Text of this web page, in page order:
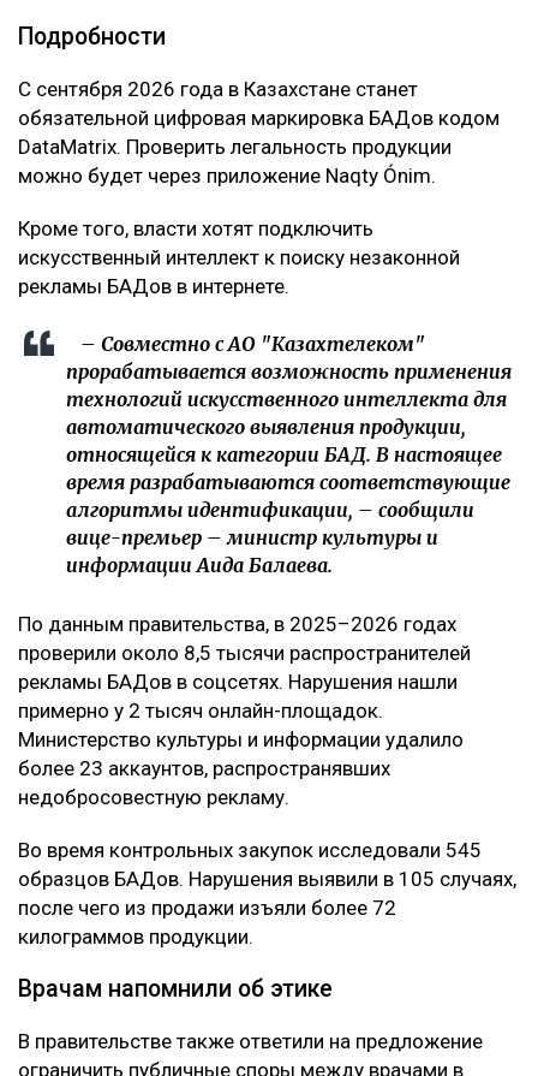
Подробности
С сентября 2026 года в Казахстане станет
обязательной цифровая маркировка БАДов кодом
DataMatrix. Проверить легальность продукции
можно будет через приложение Naqty Ónim.
Кроме того, власти хотят подключить
искусственный интеллект к поиску незаконной
рекламы БАДов в интернете.
– Совместно с АО "Казахтелеком"
прорабатывается возможность применения
технологий искусственного интеллекта для
автоматического выявления продукции,
относящейся к категории БАД. В настоящее
время разрабатываются соответствующие
алгоритмы идентификации, – сообщили
вице-премьер – министр культуры и
информации Аида Балаева.
По данным правительства, в 2025–2026 годах
проверили около 8,5 тысячи распространителей
рекламы БАДов в соцсетях. Нарушения нашли
примерно у 2 тысяч онлайн-площадок.
Министерство культуры и информации удалило
более 23 аккаунтов, распространявших
недобросовестную рекламу.
Во время контрольных закупок исследовали 545
образцов БАДов. Нарушения выявили в 105 случаях,
после чего из продажи изъяли более 72
килограммов продукции.
Врачам напомнили об этике
В правительстве также ответили на предложение
ограничить публичные споры между врачами в